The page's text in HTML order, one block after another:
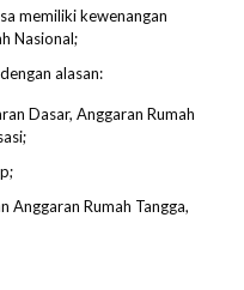
memiliki kewenangan
Nasional;
alasan:
Dasar, Anggaran Rumah
Anggaran Rumah Tangga,